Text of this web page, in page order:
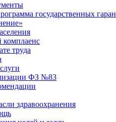
государственных
труда
ФЗ №83
здравоохранения